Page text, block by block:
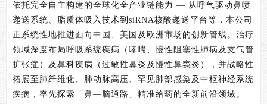
依托完全自主构建的全球化全产业链能力 — 从呼气驱动鼻喷
递送系统、脂质体吸入技术到siRNA核酸递送平台等，本公司
正系统性地推进面向中国、美国及欧洲市场的创新管线。治疗
领域深度布局呼吸系统疾病（哮喘、慢性阻塞性肺病及支气管
扩张症）及鼻科疾病（过敏性鼻炎及慢性鼻窦炎），并战略性
拓展至肺纤维化、肺动脉高压、罕见肺部感染及中枢神经系统
疾病，率先探索「鼻—脑通路」精准给药的全新前沿领域。